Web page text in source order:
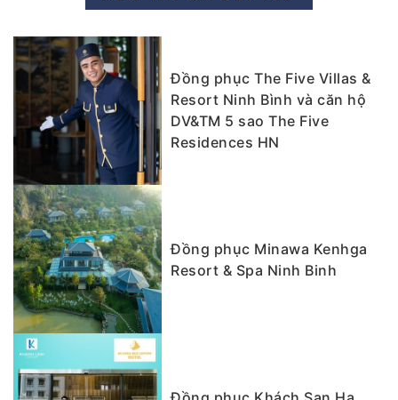
Đồng phục The Five Villas &
Resort Ninh Bình và căn hộ
DV&TM 5 sao The Five
Residences HN
Đồng phục Minawa Kenhga
Resort & Spa Ninh Binh